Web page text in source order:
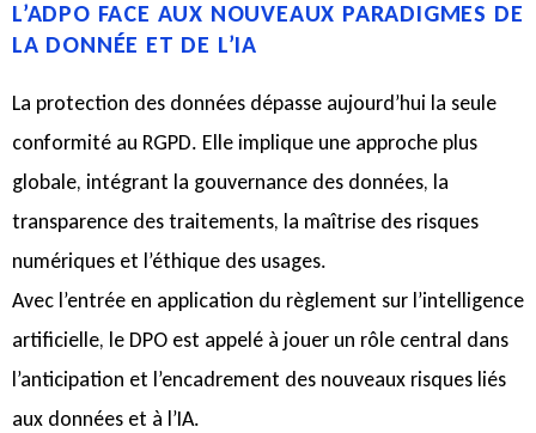
L’ADPO FACE AUX NOUVEAUX PARADIGMES DE
LA DONNÉE ET DE L’IA
La protection des données dépasse aujourd’hui la seule
conformité au RGPD. Elle implique une approche plus
globale, intégrant la gouvernance des données, la
transparence des traitements, la maîtrise des risques
numériques et l’éthique des usages.
Avec l’entrée en application du règlement sur l’intelligence
artificielle, le DPO est appelé à jouer un rôle central dans
l’anticipation et l’encadrement des nouveaux risques liés
aux données et à l’IA.